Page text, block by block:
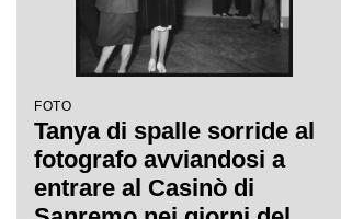
FOTO
Tanya di spalle sorride al
fotografo avviandosi a
entrare al Casinò di